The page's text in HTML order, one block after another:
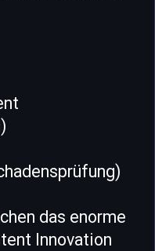
das enorme
Innovation